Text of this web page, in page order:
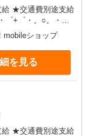
★交通費別途支給
を紹介
月2回払
・。○。・゜
mobileショップ
を見る
★交通費別途支給